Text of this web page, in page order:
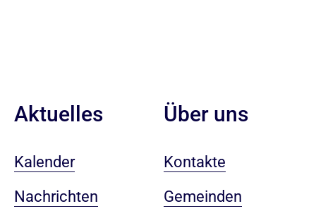
Aktuelles
Kalender
Nachrichten
Über uns
Kontakte
Gemeinden